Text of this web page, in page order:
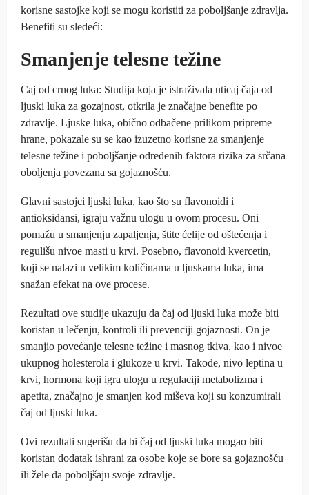
korisne sastojke koji se mogu koristiti za poboljšanje zdravlja.
Benefiti su sledeći:
Smanjenje telesne težine
Caj od crnog luka: Studija koja je istraživala uticaj čaja od
ljuski luka za gozajnost, otkrila je značajne benefite po
zdravlje. Ljuske luka, obično odbačene prilikom pripreme
hrane, pokazale su se kao izuzetno korisne za smanjenje
telesne težine i poboljšanje određenih faktora rizika za srčana
oboljenja povezana sa gojaznošću.
Glavni sastojci ljuski luka, kao što su flavonoidi i
antioksidansi, igraju važnu ulogu u ovom procesu. Oni
pomažu u smanjenju zapaljenja, štite ćelije od oštećenja i
regulišu nivoe masti u krvi. Posebno, flavonoid kvercetin,
koji se nalazi u velikim količinama u ljuskama luka, ima
snažan efekat na ove procese.
Rezultati ove studije ukazuju da čaj od ljuski luka može biti
koristan u lečenju, kontroli ili prevenciji gojaznosti. On je
smanjio povećanje telesne težine i masnog tkiva, kao i nivoe
ukupnog holesterola i glukoze u krvi. Takođe, nivo leptina u
krvi, hormona koji igra ulogu u regulaciji metabolizma i
apetita, značajno je smanjen kod miševa koji su konzumirali
čaj od ljuski luka.
Ovi rezultati sugerišu da bi čaj od ljuski luka mogao biti
koristan dodatak ishrani za osobe koje se bore sa gojaznošću
ili žele da poboljšaju svoje zdravlje.